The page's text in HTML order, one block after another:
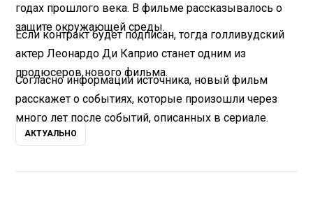
годах прошлого века. В фильме рассказывалось о
защите окружающей среды.
Если контракт будет подписан, тогда голливудский
актер Леонардо Ди Каприо станет одним из
продюсеров нового фильма.
Согласно информации источника, новый фильм
расскажет о событиях, которые произошли через
много лет после событий, описанных в сериале.
АКТУАЛЬНО